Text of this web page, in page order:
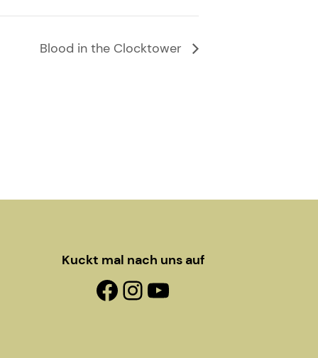
Blood in the Clocktower
Kuckt mal nach uns auf
Facebook-Fanpage
Instagram
YouTube